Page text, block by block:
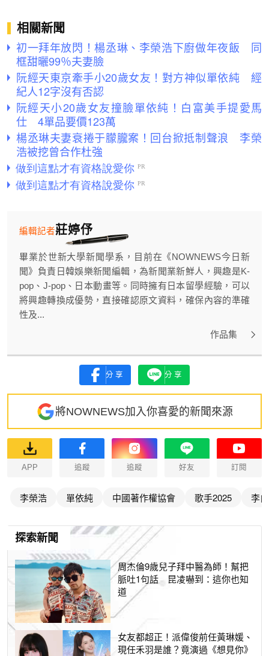
相關新聞
初一拜年放閃！楊丞琳、李榮浩下廚做年夜飯 同
框甜曬99％夫妻臉
阮經天東京牽手小20歲女友！對方神似單依純 經
紀人12字沒有否認
阮經天小20歲女友撞臉單依純！白富美手提愛馬
仕 4單品要價123萬
楊丞琳夫妻衰捲于朦朧案！回台掀抵制聲浪 李榮
浩被挖曾合作杜強
莊婷伃
編輯記者
畢業於世新大學新聞學系，目前在《NOWNEWS今日新
聞》負責日韓娛樂新聞編輯，為新聞業新鮮人，興趣是K-
pop、J-pop、日本動畫等。同時擁有日本留學經驗，可以
將興趣轉換成優勢，直接確認原文資料，確保內容的準確
性及...
作品集
分享 分享
將NOWNEWS加入你喜愛的新聞來源
APP 追蹤 追蹤 好友 訂閱
李榮浩 單依純 中國著作權協會 歌手2025 李白
探索新聞
周杰倫9歲兒子拜中醫為師！幫把
脈吐1句話 昆凌嚇到：這你也知
道
女友都超正！派偉俊前任黃琳媛、
現任禾羽是誰？竟演過《想見你》